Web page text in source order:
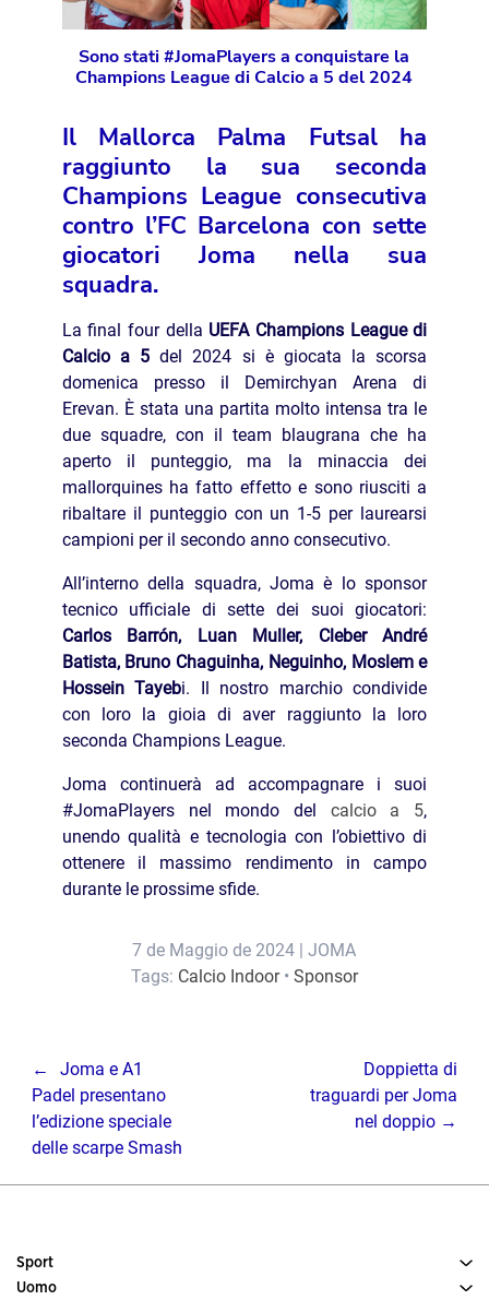
Sono stati #JomaPlayers a conquistare la
Champions League di Calcio a 5 del 2024
Il Mallorca Palma Futsal ha
raggiunto la sua seconda
Champions League consecutiva
contro l’FC Barcelona con sette
giocatori Joma nella sua
squadra.
La final four della UEFA Champions League di
Calcio a 5 del 2024 si è giocata la scorsa
domenica presso il Demirchyan Arena di
Erevan. È stata una partita molto intensa tra le
due squadre, con il team blaugrana che ha
aperto il punteggio, ma la minaccia dei
mallorquines ha fatto effetto e sono riusciti a
ribaltare il punteggio con un 1-5 per laurearsi
campioni per il secondo anno consecutivo.
All’interno della squadra, Joma è lo sponsor
tecnico ufficiale di sette dei suoi giocatori:
Carlos Barrón, Luan Muller, Cleber André
Batista, Bruno Chaguinha, Neguinho, Moslem e
Hossein Tayebi. Il nostro marchio condivide
con loro la gioia di aver raggiunto la loro
seconda Champions League.
Joma continuerà ad accompagnare i suoi
#JomaPlayers nel mondo del calcio a 5,
unendo qualità e tecnologia con l’obiettivo di
ottenere il massimo rendimento in campo
durante le prossime sfide.
7 de Maggio de 2024 |JOMA
Tags: Calcio Indoor• Sponsor
Joma e A1
Padel presentano
l’edizione speciale
delle scarpe Smash
Doppietta di
traguardi per Joma
nel doppio
Sport
Tennis
Uomo